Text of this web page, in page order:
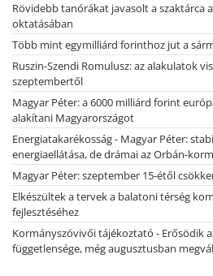
Rövidebb tanórákat javasolt a szaktárca
oktatásában
Több mint egymilliárd forinthoz jut a
Ruszin-Szendi Romulusz: az alakulatok
szeptembertől
Magyar Péter: a 6000 milliárd forint
alakítani Magyarországot
Energiatakarékosság - Magyar Péter:
energiaellátása, de drámai az Orbán-
Magyar Péter: szeptember 15-étől
Elkészültek a tervek a balatoni térség
fejlesztéséhez
Kormányszóvivői tájékoztató - Erősödik
függetlensége, még augusztusban